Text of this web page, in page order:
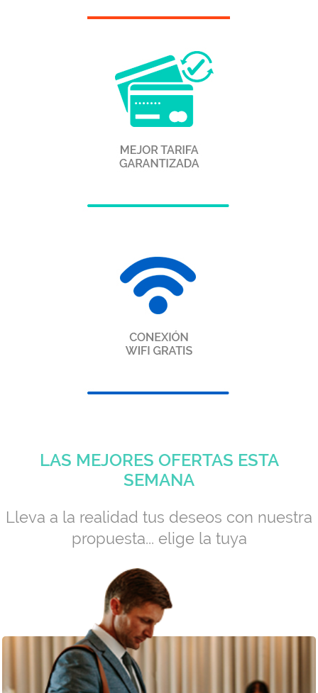
LAS MEJORES OFERTAS ESTA
SEMANA
Lleva a la realidad tus deseos con nuestra
propuesta... elige la tuya